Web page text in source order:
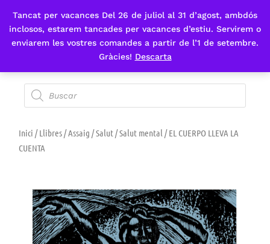
Tancat per vacances Del 26 de juliol al 31 d’agost, ambdós
inclosos, estarem tancades per vacances d’estiu. Servirem o
enviarem les vostres comandes a partir de l’1 de setembre.
Gràcies! Descarta
Fes-te'n sòcia
Inici /Llibres/Assaig /Salut/Salut mental / EL CUERPO LLEVA LA
CUENTA